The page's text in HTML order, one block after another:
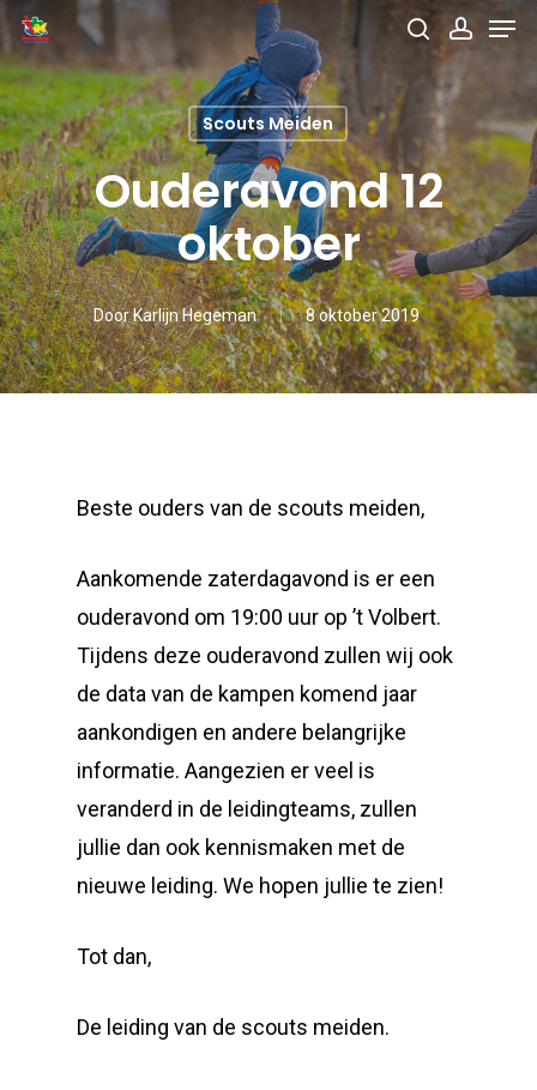
Skip
to
main
content
search
Scouts Meiden
Ouderavond 12
oktober
DoorKarlijn Hegeman 8 oktober 2019
Beste ouders van de scouts meiden,
Aankomende zaterdagavond is er een
ouderavond om 19:00 uur op ’t Volbert.
Tijdens deze ouderavond zullen wij ook
de data van de kampen komend jaar
aankondigen en andere belangrijke
informatie. Aangezien er veel is
veranderd in de leidingteams, zullen
jullie dan ook kennismaken met de
nieuwe leiding. We hopen jullie te zien!
Tot dan,
De leiding van de scouts meiden.